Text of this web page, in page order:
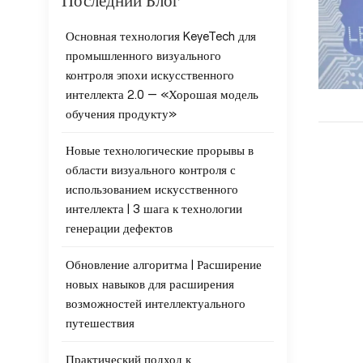
Основная технология KeyeTech для
промышленного визуального
контроля эпохи искусственного
интеллекта 2.0 — «Хорошая модель
обучения продукту»
Новые технологические прорывы в
области визуального контроля с
использованием искусственного
интеллекта | 3 шага к технологии
генерации дефектов
Обновление алгоритма | Расширение
новых навыков для расширения
возможностей интеллектуального
путешествия
Практический подход к